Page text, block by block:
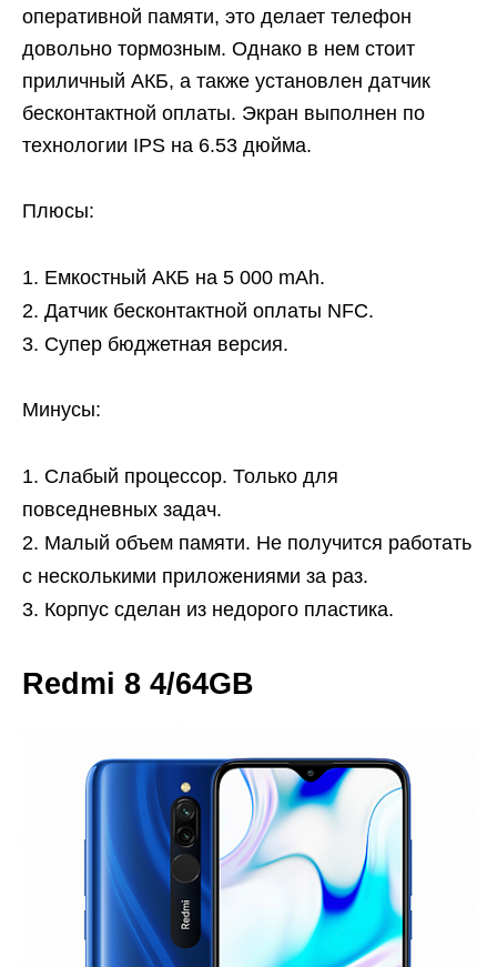
оперативной памяти, это делает телефон
довольно тормозным. Однако в нем стоит
приличный АКБ, а также установлен датчик
бесконтактной оплаты. Экран выполнен по
технологии IPS на 6.53 дюйма.
Плюсы:
Емкостный АКБ на 5 000 mAh.
Датчик бесконтактной оплаты NFC.
Супер бюджетная версия.
Минусы:
Слабый процессор. Только для
повседневных задач.
Малый объем памяти. Не получится работать
с несколькими приложениями за раз.
Корпус сделан из недорого пластика.
Redmi 8 4/64GB